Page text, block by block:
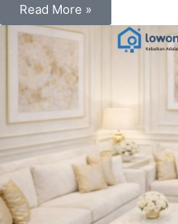
Read More »